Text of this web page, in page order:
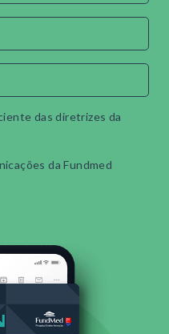
das diretrizes da
da Fundmed